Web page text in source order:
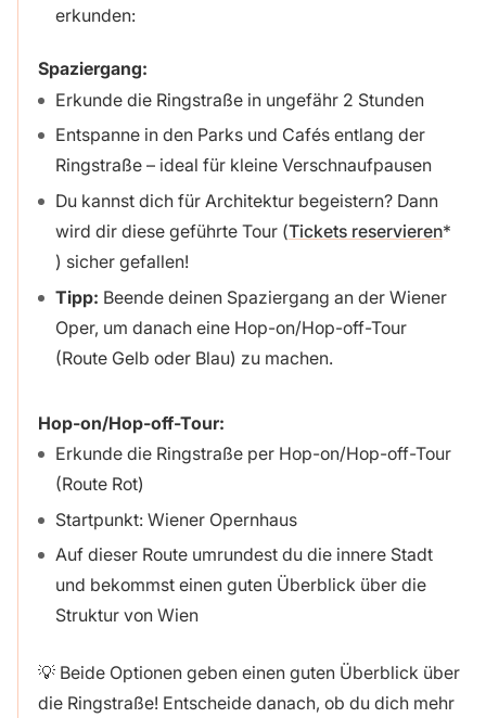
erkunden:
Spaziergang:
Erkunde die Ringstraße in ungefähr 2 Stunden
Entspanne in den Parks und Cafés entlang der
Ringstraße – ideal für kleine Verschnaufpausen
Du kannst dich für Architektur begeistern? Dann
wird dir diese geführte Tour (Tickets reservieren
) sicher gefallen!
Tipp: Beende deinen Spaziergang an der Wiener
Oper, um danach eine Hop-on/Hop-off-Tour
(Route Gelb oder Blau) zu machen.
Hop-on/Hop-off-Tour:
Erkunde die Ringstraße per Hop-on/Hop-off-Tour
(Route Rot)
Startpunkt: Wiener Opernhaus
Auf dieser Route umrundest du die innere Stadt
und bekommst einen guten Überblick über die
Struktur von Wien
💡 Beide Optionen geben einen guten Überblick über
die Ringstraße! Entscheide danach, ob du dich mehr